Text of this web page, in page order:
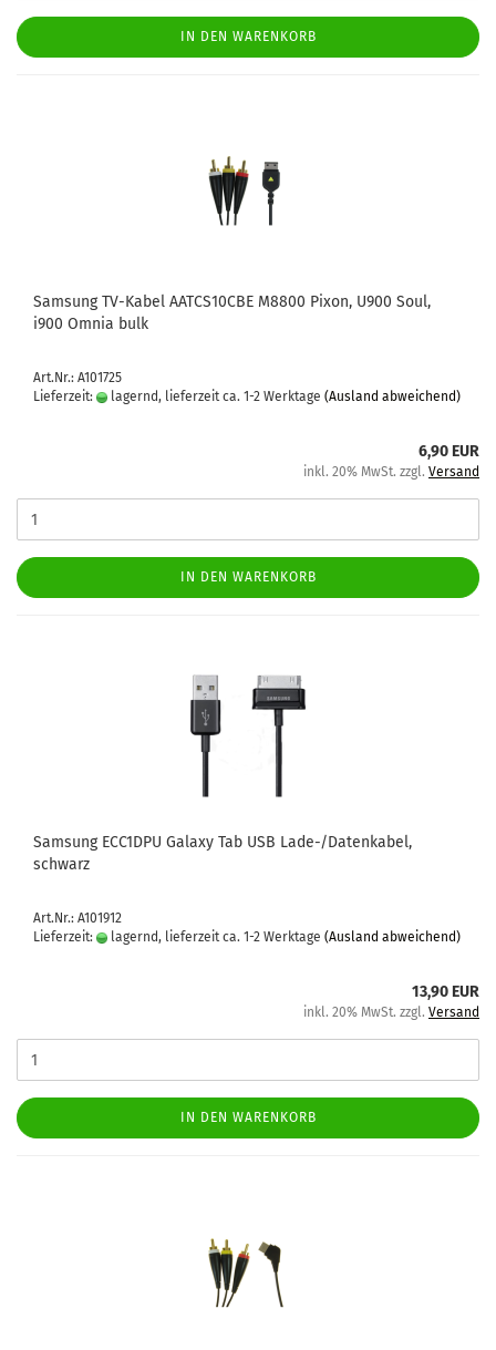
IN DEN WARENKORB
Sam­sung TV-​Kabel AATCS10CBE M8800 Pixon, U900 Soul,
i900 Omnia bulk
Art.Nr.: A101725
Lieferzeit:
lagernd, lieferzeit ca. 1-2 Werktage (Ausland abweichend)
6,90 EUR
inkl. 20% MwSt. zzgl. Versand
IN DEN WARENKORB
Sam­sung ECC1DPU Ga­la­xy Tab USB Lade-/Da­ten­ka­bel,
schwarz
Art.Nr.: A101912
Lieferzeit:
lagernd, lieferzeit ca. 1-2 Werktage (Ausland abweichend)
13,90 EUR
inkl. 20% MwSt. zzgl. Versand
IN DEN WARENKORB